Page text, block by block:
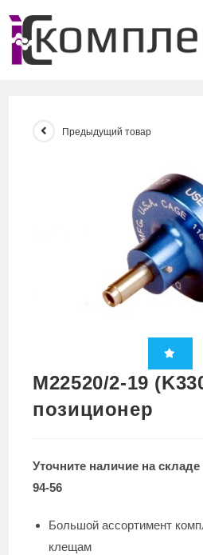
содержимому
Предыдущий товар
M22520/2-19
позиционер
Уточните наличие на
94-56
Большой ассортимент
клещам